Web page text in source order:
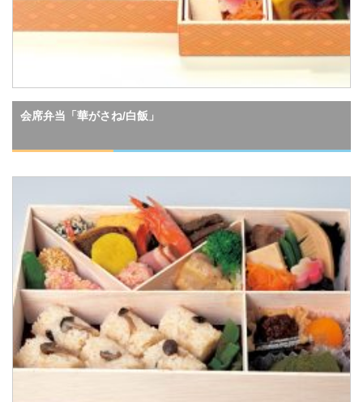
会席弁当「華がさね/白飯」